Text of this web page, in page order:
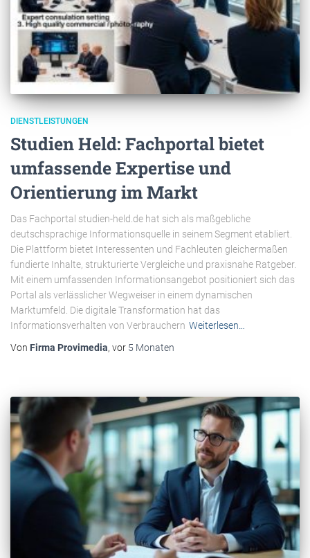
DIENSTLEISTUNGEN
Studien Held: Fachportal bietet
umfassende Expertise und
Orientierung im Markt
Das Fachportal studien-held.de hat sich als maßgebliche
deutschsprachige Informationsquelle in seinem Segment etabliert.
Die Plattform bietet Interessenten und Fachleuten gleichermaßen
fundierte Inhalte, strukturierte Vergleiche und praxisnahe Ratgeber.
Mit einem umfassenden Informationsangebot positioniert sich das
Portal als verlässlicher Wegweiser in einem dynamischen
Marktumfeld. Die digitale Transformation hat das
Informationsverhalten von Verbrauchern Weiterlesen…
Von Firma Provimedia, vor 5 Monaten